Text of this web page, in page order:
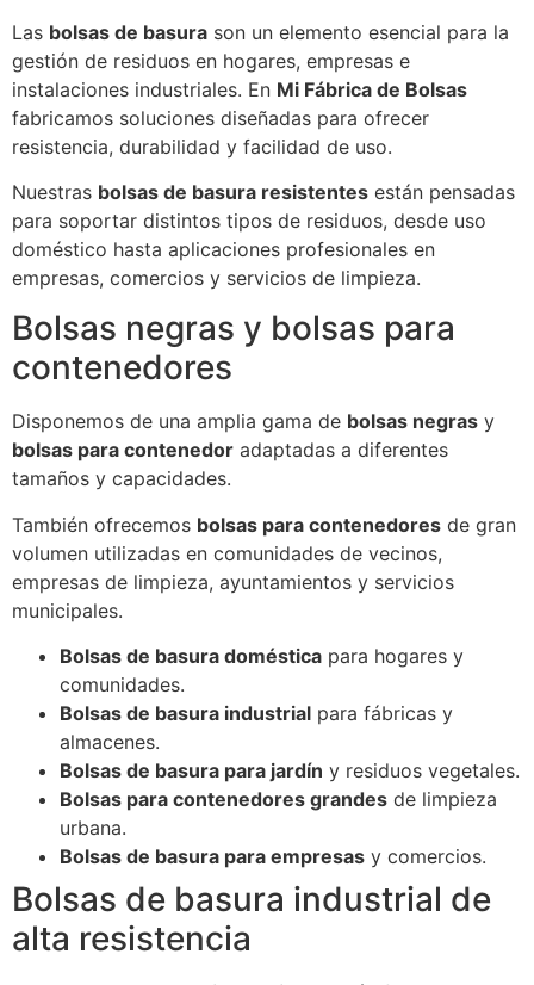
Las bolsas de basura son un elemento esencial para la
gestión de residuos en hogares, empresas e
instalaciones industriales. En Mi Fábrica de Bolsas
fabricamos soluciones diseñadas para ofrecer
resistencia, durabilidad y facilidad de uso.
Nuestras bolsas de basura resistentes están pensadas
para soportar distintos tipos de residuos, desde uso
doméstico hasta aplicaciones profesionales en
empresas, comercios y servicios de limpieza.
Bolsas negras y bolsas para
contenedores
Disponemos de una amplia gama de bolsas negras y
bolsas para contenedor adaptadas a diferentes
tamaños y capacidades.
También ofrecemos bolsas para contenedores de gran
volumen utilizadas en comunidades de vecinos,
empresas de limpieza, ayuntamientos y servicios
municipales.
Bolsas de basura doméstica para hogares y
comunidades.
Bolsas de basura industrial para fábricas y
almacenes.
Bolsas de basura para jardín y residuos vegetales.
Bolsas para contenedores grandes de limpieza
urbana.
Bolsas de basura para empresas y comercios.
Bolsas de basura industrial de
alta resistencia